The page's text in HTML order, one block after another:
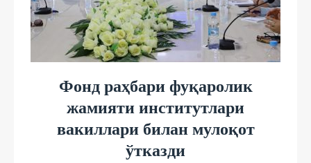
Фонд раҳбари фуқаролик
жамияти институтлари
вакиллари билан мулоқот
ўтказди